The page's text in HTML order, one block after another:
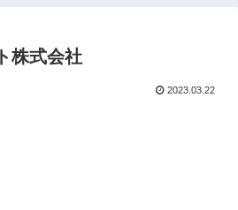
株式会社
2023.03.22